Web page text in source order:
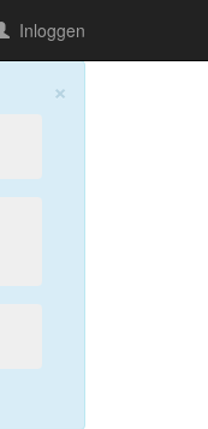
Inloggen
×